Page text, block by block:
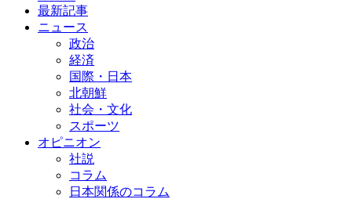
最新記事
ニュース
政治
経済
国際・日本
北朝鮮
社会・文化
スポーツ
オピニオン
社説
コラム
日本関係のコラム